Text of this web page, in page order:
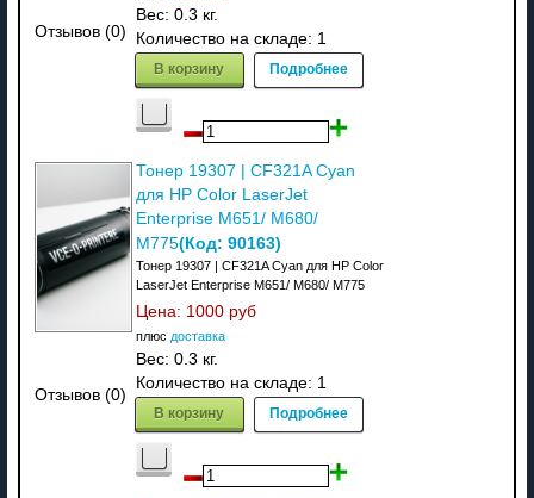
Отзывов (0)
Вес: 0.3 кг.
Количество на складе: 1
В корзину Подробнее
Отзывов (0)
Тонер 19307 | CF321A Cyan
для HP Color LaserJet
Enterprise M651/ M680/
M775(Код: 90163)
Тонер 19307 | CF321A Cyan для HP Color
LaserJet Enterprise M651/ M680/ M775
Цена: 1000 руб
плюс доставка
Вес: 0.3 кг.
Количество на складе: 1
В корзину Подробнее